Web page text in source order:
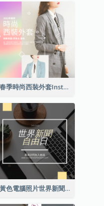
春季時尚西裝外套Instagram帖子
黃色電腦照片世界新聞自由日Instagram帖子